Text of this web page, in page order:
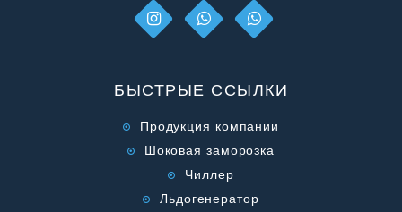
БЫСТРЫЕ ССЫЛКИ
Продукция компании
Шоковая заморозка
Чиллер
Льдогенератор